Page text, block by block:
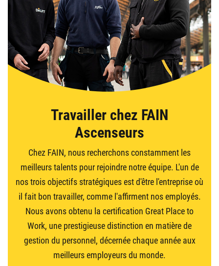
Travailler chez FAIN
Ascenseurs
Chez FAIN, nous recherchons constamment les
meilleurs talents pour rejoindre notre équipe. L'un de
nos trois objectifs stratégiques est d'être l'entreprise où
il fait bon travailler, comme l'affirment nos employés.
Nous avons obtenu la certification Great Place to
Work, une prestigieuse distinction en matière de
gestion du personnel, décernée chaque année aux
meilleurs employeurs du monde.